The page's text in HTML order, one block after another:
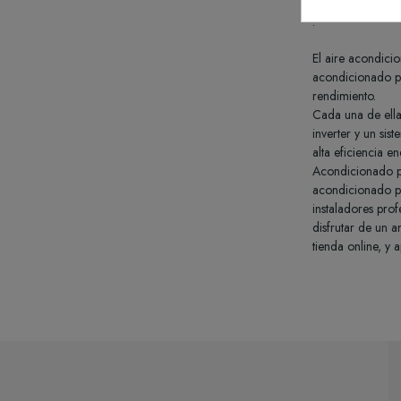
.
El aire
acondicionado
rendimiento.
Cada una de
inverter y un
alta eficiencia
Acondicionado
acondicionado
instaladores
disfrutar de un
tienda online, y